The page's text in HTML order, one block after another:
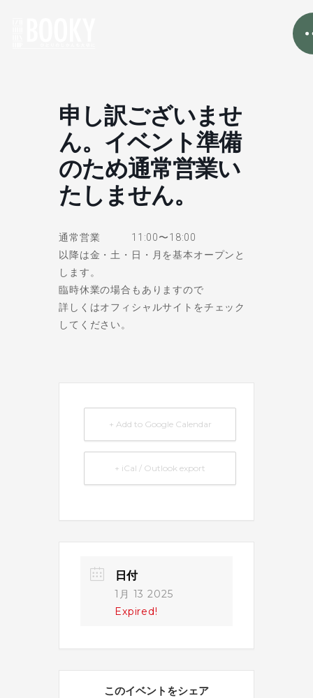
申し訳ございませ
ん。イベント準備
のため通常営業い
たしません。
通常営業 11:00〜18:00
以降は金・土・日・月を基本オープンと
します。
臨時休業の場合もありますので
詳しくはオフィシャルサイトをチェック
してください。
+ Add to Google Calendar
+ iCal / Outlook export
日付
1月 13 2025
Expired!
このイベントをシェア